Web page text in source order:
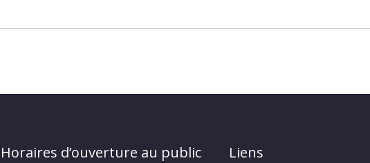
Horaires d’ouverture au public
Liens